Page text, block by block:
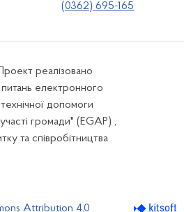
(0362) 695-165
реалізовано
електронного
допомоги
громади" (EGAP) ,
та співробітництва
Attribution 4.0